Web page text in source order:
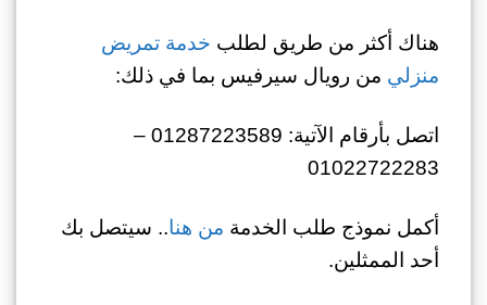
هناك أكثر من طريق لطلب خدمة تمريض
منزلي من رويال سيرفيس بما في ذلك:
اتصل بأرقام الآتية: 01287223589 –
01022722283
أكمل نموذج طلب الخدمة من هنا.. سيتصل بك
أحد الممثلين.